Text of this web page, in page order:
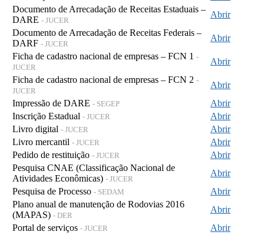
Documento de Arrecadação de Receitas Estaduais –
DARE - JUCER
Abrir
Documento de Arrecadação de Receitas Federais –
DARF - JUCER
Abrir
Ficha de cadastro nacional de empresas – FCN 1 -
JUCER
Abrir
Ficha de cadastro nacional de empresas – FCN 2 -
JUCER
Abrir
Impressão de DARE - SEGEP
Abrir
Inscrição Estadual - JUCER
Abrir
Livro digital - JUCER
Abrir
Livro mercantil - JUCER
Abrir
Pedido de restituição - JUCER
Abrir
Pesquisa CNAE (Classificação Nacional de
Atividades Econômicas) - JUCER
Abrir
Pesquisa de Processo - SEDAM
Abrir
Plano anual de manutenção de Rodovias 2016
(MAPAS) - DER
Abrir
Portal de serviços - JUCER
Abrir